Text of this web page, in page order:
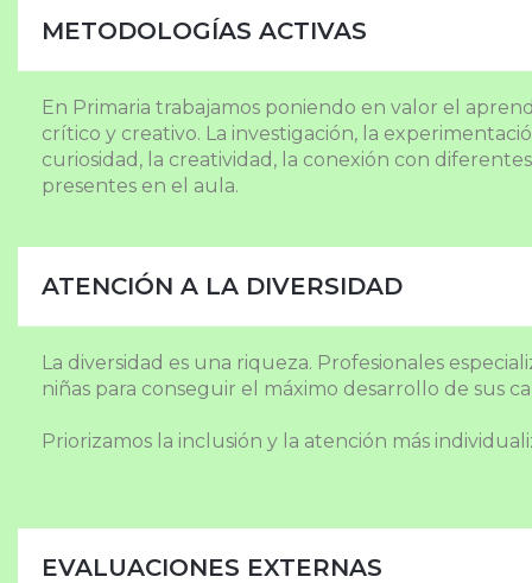
METODOLOGÍAS ACTIVAS
En Primaria trabajamos poniendo en valor el
crítico y creativo. La investigación, la
curiosidad, la creatividad, la conexión con
presentes en el aula.
ATENCIÓN A LA DIVERSIDAD
La diversidad es una riqueza. Profesionales
niñas para conseguir el máximo desarrollo de sus
Priorizamos la inclusión y la atención más
EVALUACIONES EXTERNAS